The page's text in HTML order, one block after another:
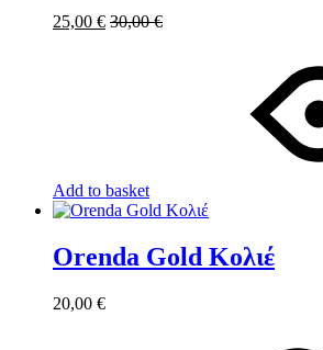
25,00 € 30,00€
Add to basket
Orenda Gold Κολιέ
20,00 €